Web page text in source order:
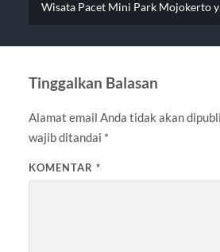
Wisata Pacet Mini Park Mojokerto
Tinggalkan Balasan
Alamat email Anda tidak akan
wajib ditandai *
KOMENTAR *